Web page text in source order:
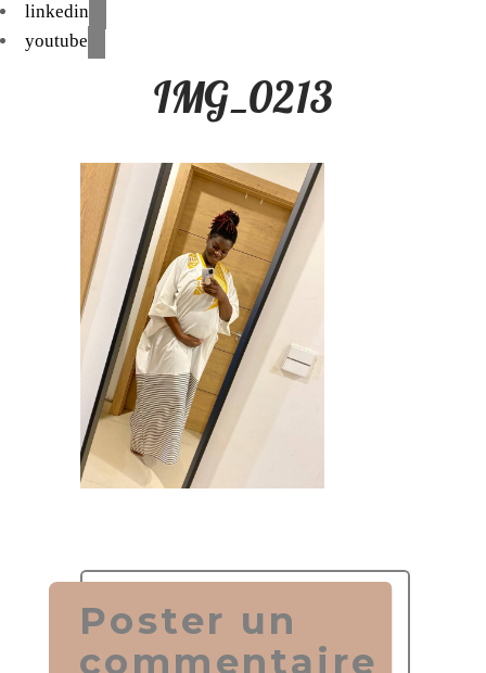
linkedin
youtube
IMG_0213
Poster un
commentaire